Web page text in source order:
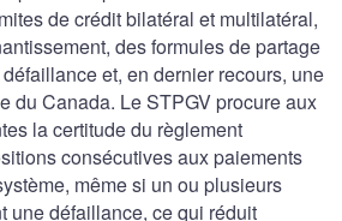
de crédit bilatéral et multilatéral,
des formules de partage
et, en dernier recours, une
du Canada. Le STPGV procure aux
la certitude du règlement
consécutives aux paiements
même si un ou plusieurs
une défaillance, ce qui réduit